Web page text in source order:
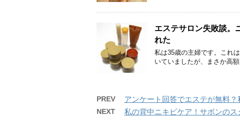
エステサロン失敗談。
れた
私は35歳の主婦です。これ
いていましたが、まさか高
PREV アンケート回答でエステが無料
NEXT 私の背中ニキビケア！サボンの